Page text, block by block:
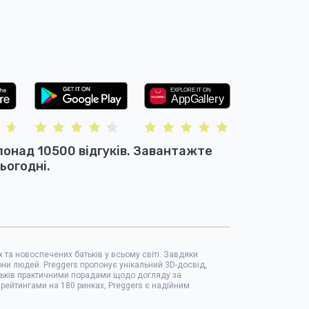
10500 відгуків. Завантажте
новоспечених батьків у всьому світі. Завдяки
людей. Preggers пропонує унікальний 3D-досвід,
практичними порадами щодо догляду за
на 180 ринках, Preggers є надійним